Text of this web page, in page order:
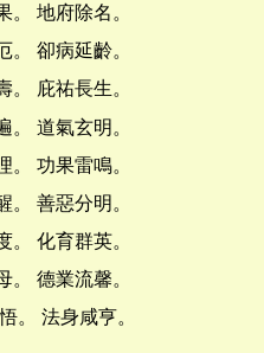
。 地府除名。
。 卻病延齡。
。 庇祐長生。
。 道氣玄明。
。 功果雷鳴。
。 善惡分明。
。 化育群英。
。 德業流馨。
。 法身咸亨。